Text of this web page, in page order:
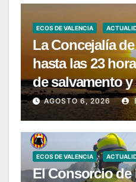
ECOS DE VALENCIA
La Concejalía
hasta las 23
de salvamento
el eclipse solar
AGOSTO 6, 2026
ECOS DE VALENCIA
El Consorcio de